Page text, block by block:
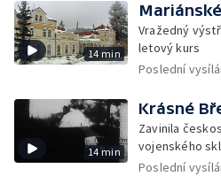
14 min
Vražedný
letový kurs
Poslední
14 min
Krásné
Zavinila
vojenského
Poslední